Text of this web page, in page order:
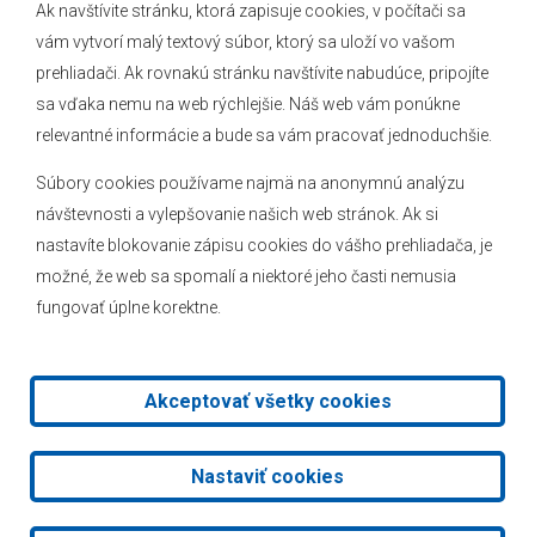
Ak navštívite stránku, ktorá zapisuje cookies, v počítači sa
vám vytvorí malý textový súbor, ktorý sa uloží vo vašom
prehliadači. Ak rovnakú stránku navštívite nabudúce, pripojíte
sa vďaka nemu na web rýchlejšie. Náš web vám ponúkne
relevantné informácie a bude sa vám pracovať jednoduchšie.
Súbory cookies používame najmä na anonymnú analýzu
návštevnosti a vylepšovanie našich web stránok. Ak si
nastavíte blokovanie zápisu cookies do vášho prehliadača, je
možné, že web sa spomalí a niektoré jeho časti nemusia
fungovať úplne korektne.
Akceptovať všetky cookies
Nastaviť cookies
O obci
Hlásenia obecného rozhlasu
Kontakt
Mapa stránok
2026 © Obec Veľké Leváre|Tvorba web stránok
AlejTech, spol. s r.o.